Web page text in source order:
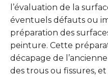
l’évaluation de la
éventuels défauts ou
préparation des
peinture. Cette
décapage de
des trous ou fissures,